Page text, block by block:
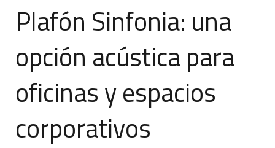
Plafón Sinfonia: una
opción acústica para
oficinas y espacios
corporativos